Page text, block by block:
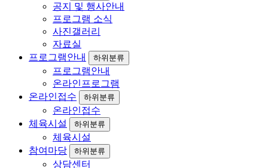
공지 및 행사안내
프로그램 소식
사진갤러리
자료실
프로그램안내
하위분류
프로그램안내
온라인프로그램
온라인접수
하위분류
온라인접수
체육시설
하위분류
체육시설
참여마당
하위분류
상담센터